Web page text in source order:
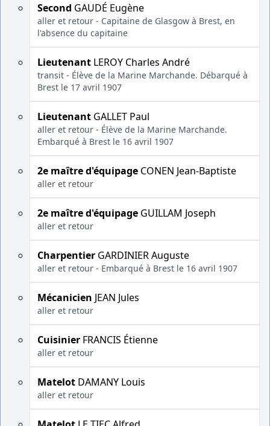
Second GAUDÉ Eugène
aller et retour - Capitaine de Glasgow à Brest, en
l'absence du capitaine
Lieutenant LEROY Charles André
transit - Élève de la Marine Marchande. Débarqué à
Brest le 17 avril 1907
Lieutenant GALLET Paul
aller et retour - Élève de la Marine Marchande.
Embarqué à Brest le 16 avril 1907
2e maître d'équipage CONEN Jean-Baptiste
aller et retour
2e maître d'équipage GUILLAM Joseph
aller et retour
Charpentier GARDINIER Auguste
aller et retour - Embarqué à Brest le 16 avril 1907
Mécanicien JEAN Jules
aller et retour
Cuisinier FRANCIS Étienne
aller et retour
Matelot DAMANY Louis
aller et retour